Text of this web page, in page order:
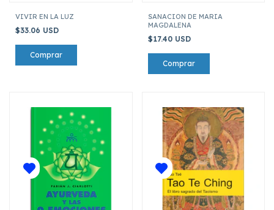
VIVIR EN LA LUZ
$33.06 USD
SANACION DE MARIA
MAGDALENA
$17.40 USD